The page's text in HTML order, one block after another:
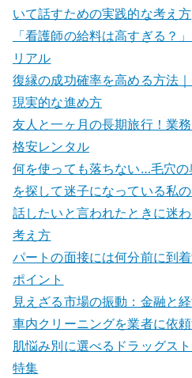
いて話すための実践的な考え方
「看護師の給料は高すぎる？
リアル
復縁の成功確率を高める方法
現実的な進め方
友人と一ヶ月の長期旅行！業
格安レンタル
何を使っても落ちない…毛穴
を探して迷子になっている私
話したいと言われたときに迷
考え方
パートの面接には何分前に到
ポイント
見えざる市場の振動：金融と
車内クリーニングを業者に依
肌悩み別に選べるドラッグス
特集